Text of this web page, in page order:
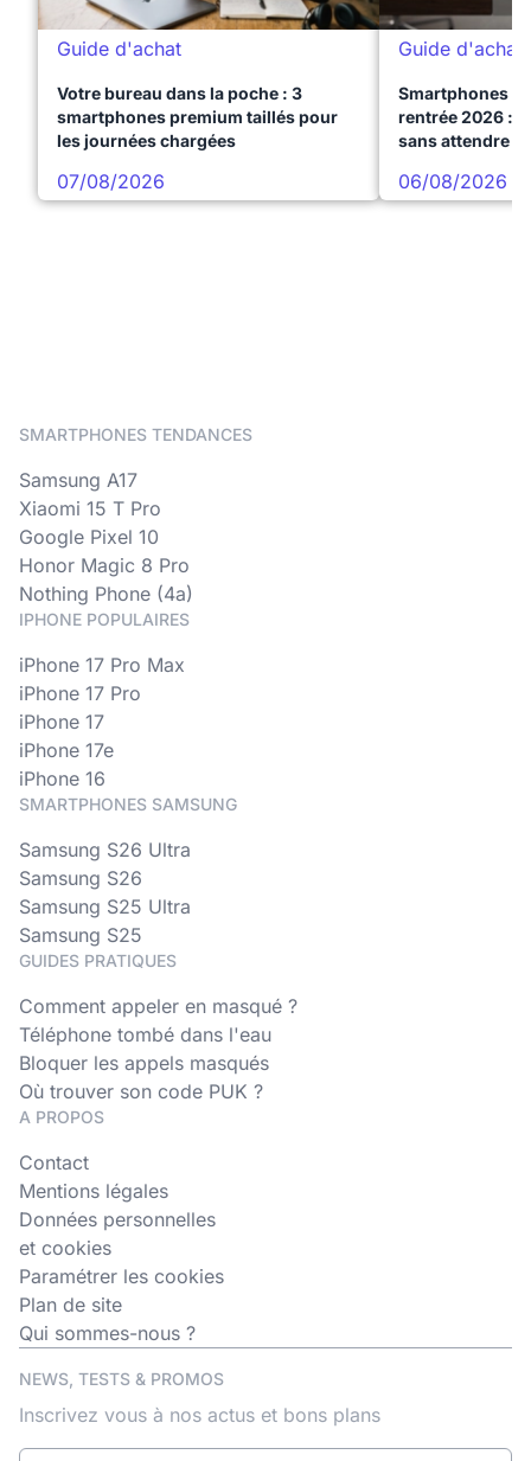
Guide d'achat
Votre bureau dans la poche : 3
smartphones premium taillés pour
les journées chargées
07/08/2026
Guide d'achat
Smartphones
rentrée 2026 :
sans attendre
06/08/2026
SMARTPHONES TENDANCES
Samsung A17
Xiaomi 15 T Pro
Google Pixel 10
Honor Magic 8 Pro
Nothing Phone (4a)
IPHONE POPULAIRES
iPhone 17 Pro Max
iPhone 17 Pro
iPhone 17
iPhone 17e
iPhone 16
SMARTPHONES SAMSUNG
Samsung S26 Ultra
Samsung S26
Samsung S25 Ultra
Samsung S25
GUIDES PRATIQUES
Comment appeler en masqué ?
Téléphone tombé dans l'eau
Bloquer les appels masqués
Où trouver son code PUK ?
A PROPOS
Contact
Mentions légales
Données personnelles
et cookies
Paramétrer les cookies
Plan de site
Qui sommes-nous ?
NEWS, TESTS & PROMOS
Inscrivez vous à nos actus et bons plans